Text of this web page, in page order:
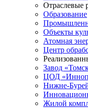
Отраслевые
Образование
Объекты
Атомная
Центр
Завод
ЦОД
Нижне-
Жилой